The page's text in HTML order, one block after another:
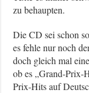
zu behaupten.
Die CD sei schon
es fehle nur noch
doch gleich mal
ob es „Grand-Prix-
Prix-Hits auf